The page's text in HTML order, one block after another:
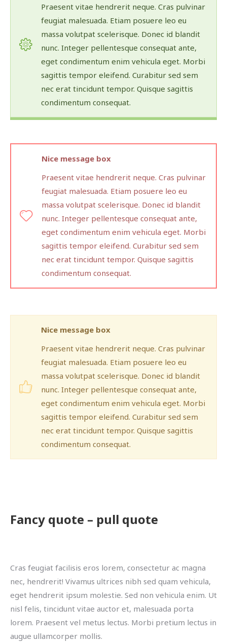
Praesent vitae hendrerit neque. Cras pulvinar
feugiat malesuada. Etiam posuere leo eu
massa volutpat scelerisque. Donec id blandit
nunc. Integer pellentesque consequat ante,
eget condimentum enim vehicula eget. Morbi
sagittis tempor eleifend. Curabitur sed sem
nec erat tincidunt tempor. Quisque sagittis
condimentum consequat.
Nice message box
Praesent vitae hendrerit neque. Cras pulvinar
feugiat malesuada. Etiam posuere leo eu
massa volutpat scelerisque. Donec id blandit
nunc. Integer pellentesque consequat ante,
eget condimentum enim vehicula eget. Morbi
sagittis tempor eleifend. Curabitur sed sem
nec erat tincidunt tempor. Quisque sagittis
condimentum consequat.
Nice message box
Praesent vitae hendrerit neque. Cras pulvinar
feugiat malesuada. Etiam posuere leo eu
massa volutpat scelerisque. Donec id blandit
nunc. Integer pellentesque consequat ante,
eget condimentum enim vehicula eget. Morbi
sagittis tempor eleifend. Curabitur sed sem
nec erat tincidunt tempor. Quisque sagittis
condimentum consequat.
Fancy quote – pull quote
Cras feugiat facilisis eros lorem, consectetur ac magna
nec, hendrerit! Vivamus ultrices nibh sed quam vehicula,
eget hendrerit ipsum molestie. Sed non vehicula enim. Ut
nisl felis, tincidunt vitae auctor et, malesuada porta
lorem. Praesent vel metus lectus. Morbi pretium lectus in
augue ullamcorper mollis.